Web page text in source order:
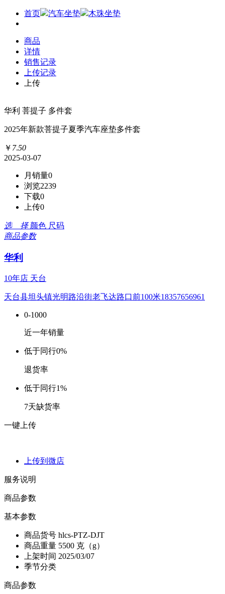
首页 汽车坐垫 木珠坐垫
商品
详情
销售记录
上传记录
上传
华利 菩提子 多件套
2025年新款菩提子夏季汽车座垫多件套
￥ 7.50
2025-03-07
月销量0
浏览2239
下载0
上传0
选 择 颜色 尺码
商品参数
华利
10年店 天台
天台县坦头镇光明路沿街老飞达路口前100米18357656961
0-1000
近一年销量
低于同行0%
退货率
低于同行1%
7天缺货率
一键上传
上传到微店
服务说明
商品参数
基本参数
商品货号 hlcs-PTZ-DJT
商品重量 5500 克（g）
上架时间 2025/03/07
季节分类
商品参数